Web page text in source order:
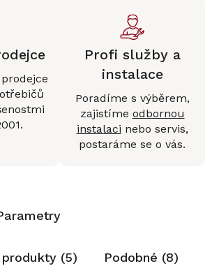
Profi služby a
instalace
Poradíme s výběrem,
zajistíme odbornou
instalaci nebo servis,
postaráme se o vás.
(5) Podobné (8)